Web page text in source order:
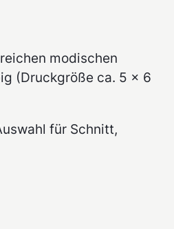
modischen
(Druckgröße ca. 5 x 6
für Schnitt,